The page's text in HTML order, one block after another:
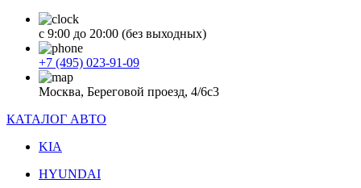
с 9:00 до 20:00 (без выходных)
+7 (495) 023-91-09
Москва, Береговой проезд, 4/6с3
КАТАЛОГ АВТО
KIA
HYUNDAI